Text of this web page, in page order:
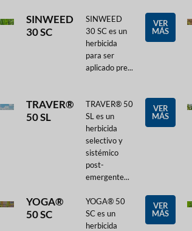
SINWEED
30 SC
SINWEED
30 SC es un
herbicida
para ser
aplicado pre...
VER
MÁS
TRAVER®
50 SL
TRAVER® 50
SL es un
herbicida
selectivo y
sistémico
post-
emergente...
VER
MÁS
YOGA®
50 SC
YOGA® 50
SC es un
herbicida
VER
MÁS